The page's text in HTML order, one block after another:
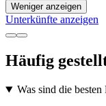
Weniger anzeigen
Unterkünfte anzeigen
Häufig
Was sind die